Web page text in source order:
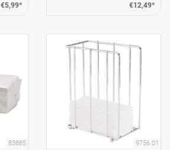
€5,99* €12,49*
83885 9756.01